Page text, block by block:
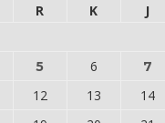
R K J
5 6 7
12 13 14